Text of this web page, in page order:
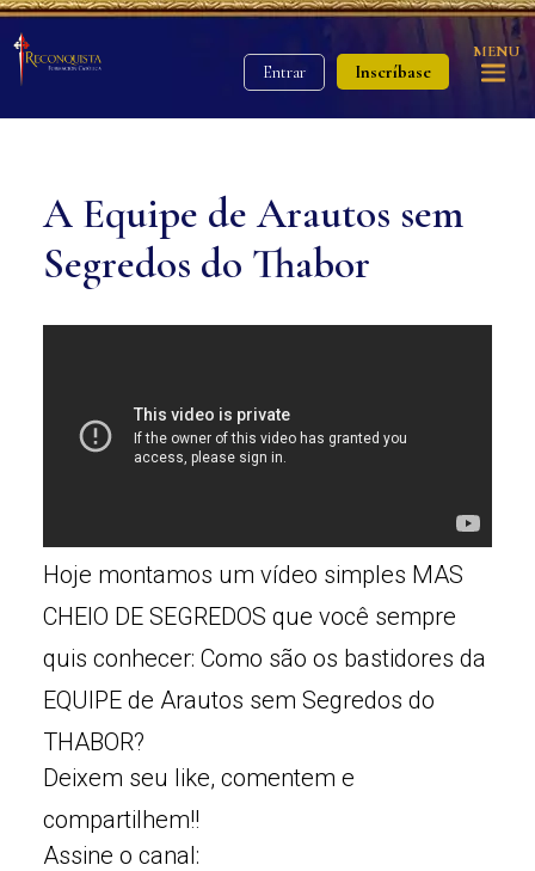
Entrar Inscríbase
MENU
A Equipe de Arautos sem
Segredos do Thabor
Hoje montamos um vídeo simples MAS
CHEIO DE SEGREDOS que você sempre
quis conhecer: Como são os bastidores da
EQUIPE de Arautos sem Segredos do
THABOR?
Deixem seu like, comentem e
compartilhem!!
Assine o canal: